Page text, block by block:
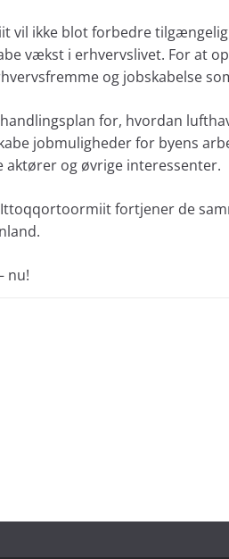
vil ikke blot forbedre
vækst i erhvervslivet. For at
og jobskabelse
for, hvordan
jobmuligheder for byens
og øvrige interessenter.
Ittoqqortoormiit fortjener de
nu!